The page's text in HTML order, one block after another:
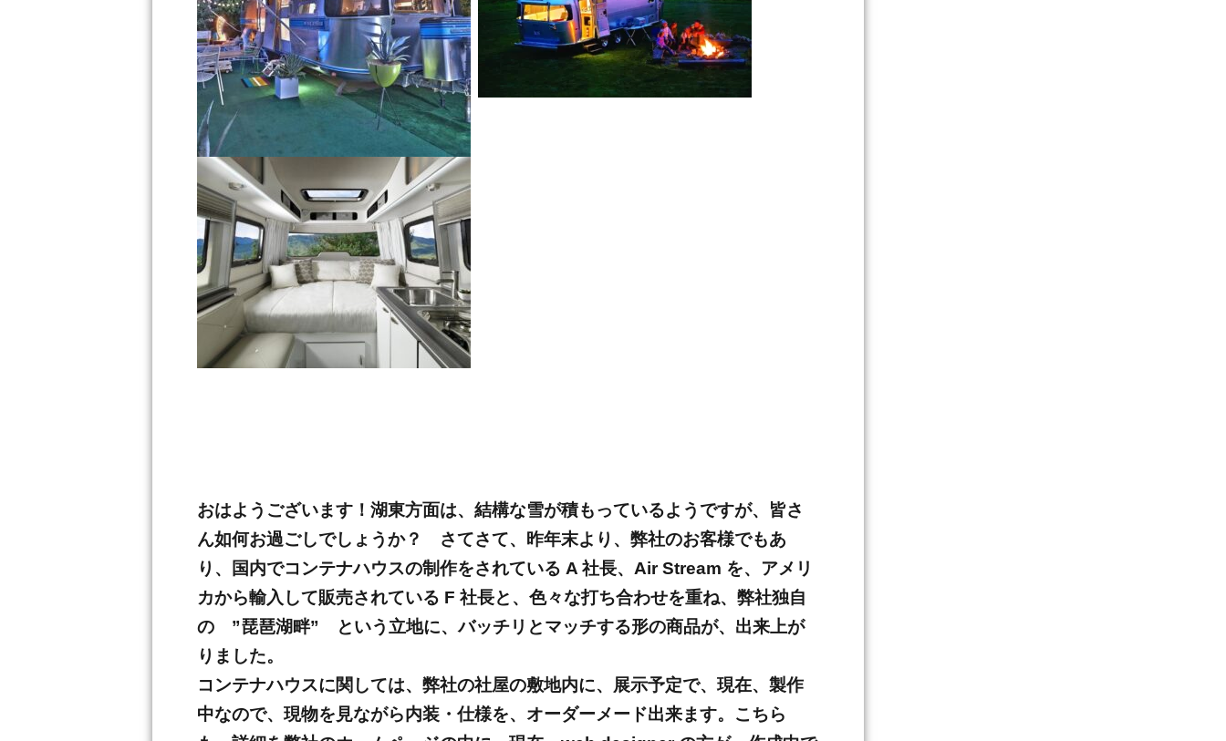
おはようございます！湖東方面は、結構な雪が積もっているようですが、皆さ
ん如何お過ごしでしょうか？ さてさて、昨年末より、弊社のお客様でもあ
り、国内でコンテナハウスの制作をされている A 社長、Air Stream を、アメリ
カから輸入して販売されている F 社長と、色々な打ち合わせを重ね、弊社独自
の ”琵琶湖畔” という立地に、バッチリとマッチする形の商品が、出来上が
りました。
コンテナハウスに関しては、弊社の社屋の敷地内に、展示予定で、現在、製作
中なので、現物を見ながら内装・仕様を、オーダーメード出来ます。こちら